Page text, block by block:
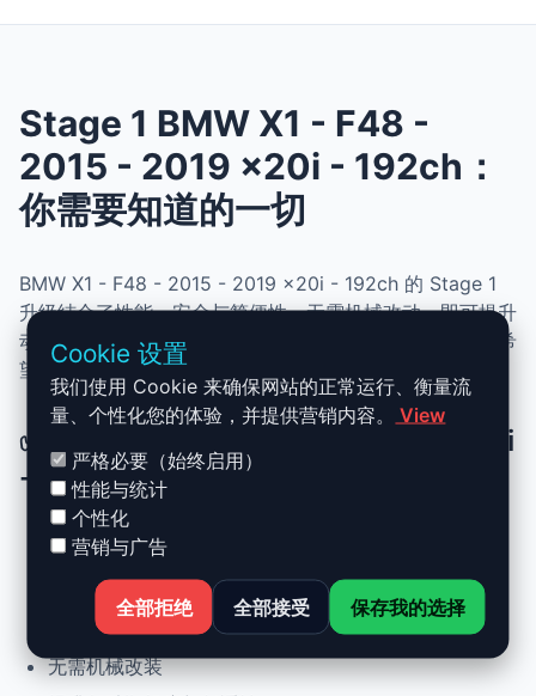
Stage 1 BMW X1 - F48 -
2015 - 2019 x20i - 192ch：
你需要知道的一切
BMW X1 - F48 - 2015 - 2019 x20i - 192ch 的 Stage 1
升级结合了性能、安全与简便性。无需机械改动，即可提升
动力、扭矩并优化油耗。非常适合追求更灵敏驾驶体验且希
望保持原厂可靠性的车主。
✅ BMW X1 - F48 - 2015 - 2019 x20i
- 192ch Stage 1 升级优势
动力提升高达 +30%，扭矩提升 +25%
正常驾驶下优化油耗
可随时恢复原厂设置
无需机械改装
Cookie 设置
我们使用 Cookie 来确保网站的正常运行、衡量流
量、个性化您的体验，并提供营销内容。
View
严格必要（始终启用）
性能与统计
个性化
营销与广告
全部拒绝 全部接受 保存我的选择